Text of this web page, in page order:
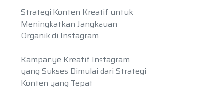
Strategi Konten Kreatif untuk
Meningkatkan Jangkauan
Organik di Instagram
Kampanye Kreatif Instagram
yang Sukses Dimulai dari Strategi
Konten yang Tepat